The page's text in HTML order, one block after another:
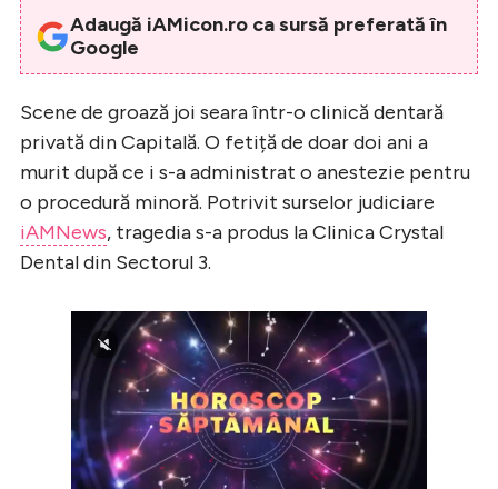
Intră în cont
Creează cont
Adaugă iAMicon.ro ca sursă preferată în
Google
Scene de groază joi seara într-o clinică dentară
privată din Capitală. O fetiță de doar doi ani a
murit după ce i s-a administrat o anestezie pentru
o procedură minoră. Potrivit surselor judiciare
iAMNews, tragedia s-a produs la Clinica Crystal
Dental din Sectorul 3.